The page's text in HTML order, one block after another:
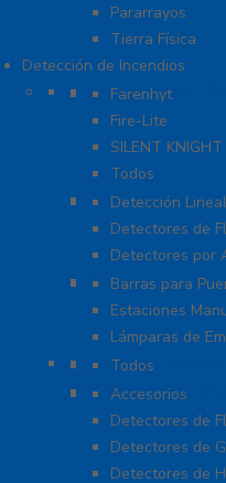
Pararrayos
Tierra Física
Detección de Incendios
Accesorios y
Farenhyt
Fire-Lite
SILENT KNIGHT
Todos
Aplicaciones
Detección
Detectores de
Detectores por
Sistemas de
Barras para
Estaciones
Lámparas de
Detectores
Todos
Dispositivos
Accesorios
Detectores de
Detectores de
Detectores de